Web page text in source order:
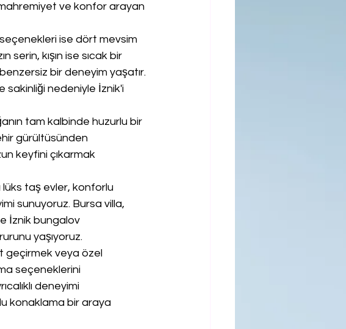
ve konfor arayan
ise dört mevsim
serin, kışın ise sıcak bir
bir deneyim yaşatır.
sakinliği nedeniyle İznik'i
tam kalbinde huzurlu bir
gürültüsünden
keyfini çıkarmak
lüks taş evler, konforlu
sunuyoruz. Bursa villa,
İznik bungalov
yaşıyoruz.
geçirmek veya özel
seçeneklerini
deneyimi
konaklama bir araya